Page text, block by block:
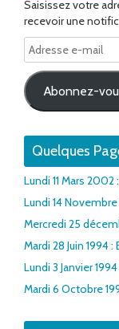
Saisissez votre
recevoir une
Adresse
e-
mail
Abonnez-
Quelques
Lundi 11 Mars
Lundi 14
Mercredi 25
Mardi 28 Juin 1994
Lundi 3 Janvier
Mardi 6 Octobre